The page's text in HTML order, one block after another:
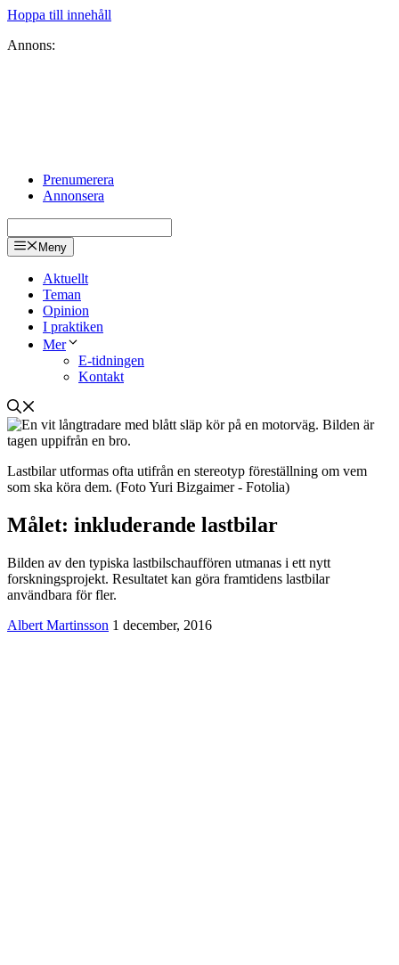
Hoppa till innehåll
Annons:
Prenumerera
Annonsera
Meny
Aktuellt
Teman
Opinion
I praktiken
Mer
E-tidningen
Kontakt
Lastbilar utformas ofta utifrån en stereotyp föreställning om vem
som ska köra dem. (Foto Yuri Bizgaimer - Fotolia)
Målet: inkluderande lastbilar
Bilden av den typiska lastbilschauffören utmanas i ett nytt
forskningsprojekt. Resultatet kan göra framtidens lastbilar
användbara för fler.
Albert Martinsson 1 december, 2016